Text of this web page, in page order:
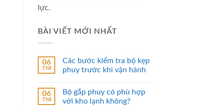
lực.
BÀI VIẾT MỚI NHẤT
06
Th8
Các bước kiểm tra bộ kẹp
phuy trước khi vận hành
06
Th8
Bộ gắp phuy có phù hợp
với kho lạnh không?